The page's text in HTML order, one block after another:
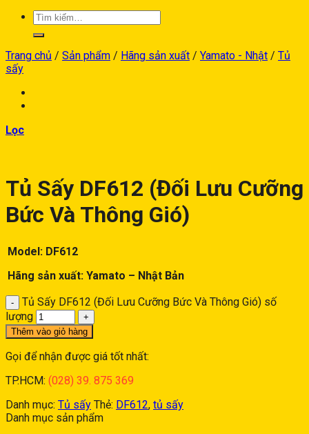
Trang chủ / Sản phẩm / Hãng sản xuất / Yamato - Nhật / Tủ
sấy
Lọc
Tủ Sấy DF612 (Đối Lưu Cưỡng
Bức Và Thông Gió)
Model: DF612
Hãng sản xuất: Yamato – Nhật Bản
Tủ Sấy DF612 (Đối Lưu Cưỡng Bức Và Thông Gió) số
lượng
Thêm vào giỏ hàng
Gọi để nhận được giá tốt nhất:
TP.HCM: (028) 39. 875 369
Danh mục: Tủ sấy Thẻ: DF612, tủ sấy
Danh mục sản phẩm